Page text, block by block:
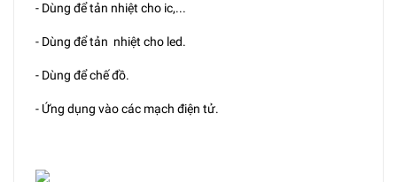
- Dùng để tản nhiệt cho ic,...
- Dùng để tản nhiệt cho led.
- Dùng để chế đồ.
- Ứng dụng vào các mạch điện tử.